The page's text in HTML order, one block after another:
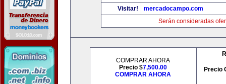
Visitar!
mercadocampo.com
Serán consideradas
COMPRAR AHORA
Precio $7,500.00
COMPRAR AHORA
Precio